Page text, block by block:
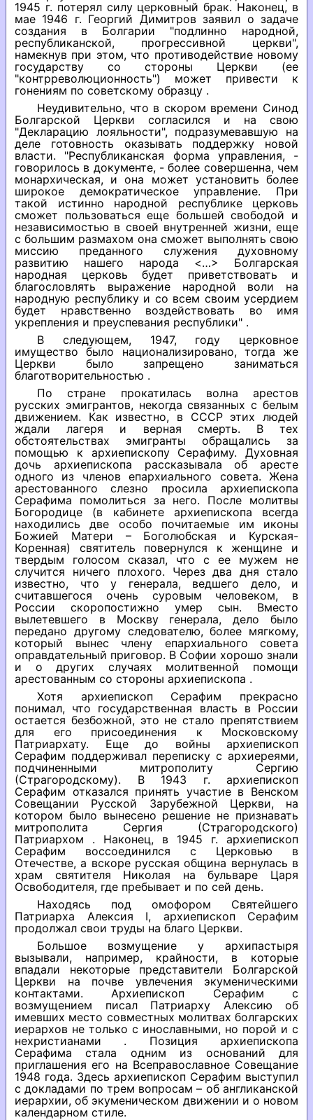
1945 г. потерял силу церковный брак. Наконец, в
мае 1946 г. Георгий Димитров заявил о задаче
создания в Болгарии "подлинно народной,
республиканской, прогрессивной церкви",
намекнув при этом, что противодействие новому
государству со стороны Церкви (ее
"контрреволюционность") может привести к
гонениям по советскому образцу .
Неудивительно, что в скором времени Синод
Болгарской Церкви согласился и на свою
"Декларацию лояльности", подразумевавшую на
деле готовность оказывать поддержку новой
власти. "Республиканская форма управления, -
говорилось в документе, - более совершенна, чем
монархическая, и она может установить более
широкое демократическое управление. При
такой истинно народной республике церковь
сможет пользоваться еще большей свободой и
независимостью в своей внутренней жизни, еще
с большим размахом она сможет выполнять свою
миссию преданного служения духовному
развитию нашего народа <…> Болгарская
народная церковь будет приветствовать и
благословлять выражение народной воли на
народную республику и со всем своим усердием
будет нравственно воздействовать во имя
укрепления и преуспевания республики" .
В следующем, 1947, году церковное
имущество было национализировано, тогда же
Церкви было запрещено заниматься
благотворительностью .
По стране прокатилась волна арестов
русских эмигрантов, некогда связанных с белым
движением. Как известно, в СССР этих людей
ждали лагеря и верная смерть. В тех
обстоятельствах эмигранты обращались за
помощью к архиепископу Серафиму. Духовная
дочь архиепископа рассказывала об аресте
одного из членов епархиального совета. Жена
арестованного слезно просила архиепископа
Серафима помолиться за него. После молитвы
Богородице (в кабинете архиепископа всегда
находились две особо почитаемые им иконы
Божией Матери – Боголюбская и Курская-
Коренная) святитель повернулся к женщине и
твердым голосом сказал, что с ее мужем не
случится ничего плохого. Через два дня стало
известно, что у генерала, ведшего дело, и
считавшегося очень суровым человеком, в
России скоропостижно умер сын. Вместо
вылетевшего в Москву генерала, дело было
передано другому следователю, более мягкому,
который вынес члену епархиального совета
оправдательный приговор. В Софии хорошо знали
и о других случаях молитвенной помощи
арестованным со стороны архиепископа .
Хотя архиепископ Серафим прекрасно
понимал, что государственная власть в России
остается безбожной, это не стало препятствием
для его присоединения к Московскому
Патриархату. Еще до войны архиепископ
Серафим поддерживал переписку с архиереями,
подчиненными митрополиту Сергию
(Страгородскому). В 1943 г. архиепископ
Серафим отказался принять участие в Венском
Совещании Русской Зарубежной Церкви, на
котором было вынесено решение не признавать
митрополита Сергия (Страгородского)
Патриархом . Наконец, в 1945 г. архиепископ
Серафим воссоединился с Церковью в
Отечестве, а вскоре русская община вернулась в
храм святителя Николая на бульваре Царя
Освободителя, где пребывает и по сей день.
Находясь под омофором Святейшего
Патриарха Алексия I, архиепископ Серафим
продолжал свои труды на благо Церкви.
Большое возмущение у архипастыря
вызывали, например, крайности, в которые
впадали некоторые представители Болгарской
Церкви на почве увлечения экуменическими
контактами. Архиепископ Серафим с
возмущением писал Патриарху Алексию об
имевших место совместных молитвах болгарских
иерархов не только с инославными, но порой и с
нехристианами . Позиция архиепископа
Серафима стала одним из оснований для
приглашения его на Всеправославное Совещание
1948 года. Здесь архиепископ Серафим выступил
с докладами по трем вопросам – об англиканской
иерархии, об экуменическом движении и о новом
календарном стиле.